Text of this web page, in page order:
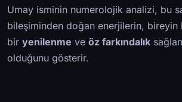
Umay isminin numerolojik analizi, bu
bileşiminden doğan enerjilerin, bireyin
bir yenilenme ve öz farkındalık
olduğunu gösterir.